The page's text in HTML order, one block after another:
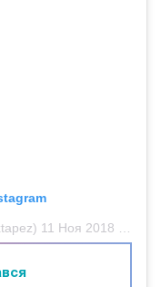
11 Ноя 2018 в 8:28 PST